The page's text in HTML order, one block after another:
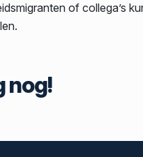
of collega’s
nog!